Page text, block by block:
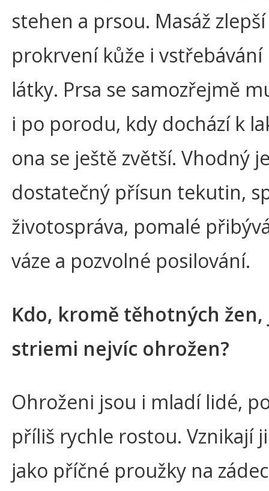
stehen a prsou. Masáž zlepší
prokrvení kůže i
látky. Prsa se samozřejmě
i po porodu, kdy dochází k
ona se ještě zvětší. Vhodný
dostatečný přísun tekutin,
životospráva, pomalé
váze a pozvolné posilování.
Kdo, kromě těhotných žen,
striemi nejvíc ohrožen?
Ohroženi jsou i mladí lidé,
příliš rychle rostou. Vznikají
jako příčné proužky na